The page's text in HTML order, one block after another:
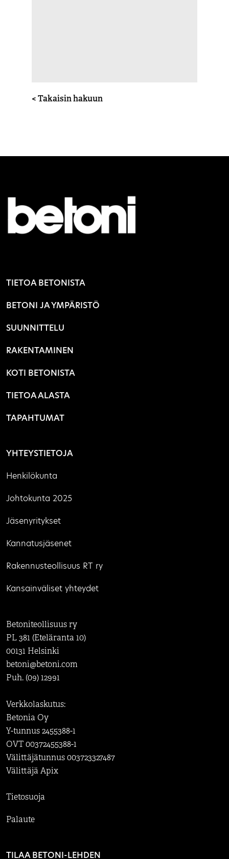
< Takaisin hakuun
TIETOA BETONISTA
BETONI JA YMPÄRISTÖ
SUUNNITTELU
RAKENTAMINEN
KOTI BETONISTA
TIETOA ALASTA
TAPAHTUMAT
YHTEYSTIETOJA
Henkilökunta
Johtokunta 2025
Jäsenyritykset
Kannatusjäsenet
Rakennusteollisuus RT ry
Kansainväliset yhteydet
Betoniteollisuus ry
PL 381 (Eteläranta 10)
00131 Helsinki
betoni@betoni.com
Puh. (09) 12991
Verkkolaskutus:
Betonia Oy
Y-tunnus 2455388-1
OVT 00372455388-1
Välittäjätunnus 003723327487
Välittäjä Apix
Tietosuoja
Palaute
TILAA BETONI-LEHDEN